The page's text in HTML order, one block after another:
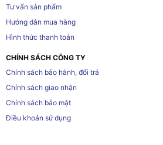
Tư vấn sản phẩm
Hướng dẫn mua hàng
Hình thức thanh toán
CHÍNH SÁCH CÔNG TY
Chính sách bảo hành, đổi trả
Chính sách giao nhận
Chính sách bảo mật
Điều khoản sử dụng